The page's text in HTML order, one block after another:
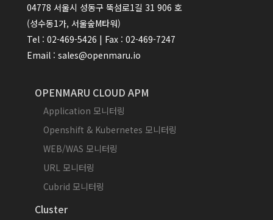
04778 서울시 성동구 뚝섬로1길 31 906 호
(성수동1가, 서울숲M타워)
Tel : 02-469-5426 | Fax : 02-469-7247
Email : sales@openmaru.io
OPENMARU CLOUD APM
Application 모니터링
Openshift & Kubernetes 모니터링
WEB/WAS 모니터링
URL 모니터링
Cubrid 모니터링
Cluster